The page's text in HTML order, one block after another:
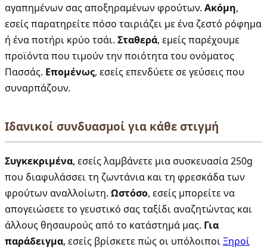
αγαπημένων σας αποξηραμένων φρούτων. Ακόμη,
εσείς παρατηρείτε πόσο ταιριάζει με ένα ζεστό ρόφημα
ή ένα ποτήρι κρύο τσάι. Σταθερά, εμείς παρέχουμε
προϊόντα που τιμούν την ποιότητα του ονόματος
Πασσάς. Επομένως, εσείς επενδύετε σε γεύσεις που
συναρπάζουν.
Ιδανικοί συνδυασμοί για κάθε στιγμή
Συγκεκριμένα, εσείς λαμβάνετε μια συσκευασία 250g
που διαφυλάσσει τη ζωντάνια και τη φρεσκάδα των
φρούτων αναλλοίωτη. Ωστόσο, εσείς μπορείτε να
απογειώσετε το γευστικό σας ταξίδι αναζητώντας και
άλλους θησαυρούς από το κατάστημά μας. Για
παράδειγμα, εσείς βρίσκετε πώς οι υπόλοιποιΞηροί